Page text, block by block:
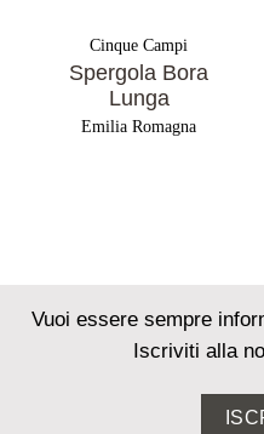
Cinque Campi
Spergola Bora
Lunga
Emilia Romagna
Vuoi essere sempre
Iscriviti alla